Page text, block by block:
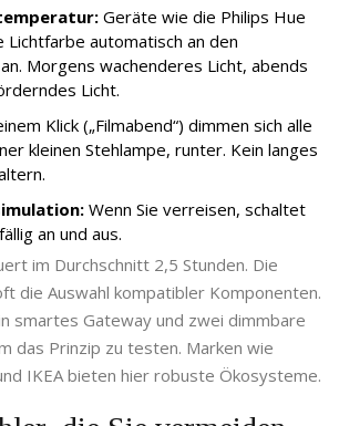
Geräte wie die Philips Hue
Lichtfarbe automatisch an den
Morgens wachenderes Licht, abends
Licht.
Klick („Filmabend“) dimmen sich alle
kleinen Stehlampe, runter. Kein langes
Wenn Sie verreisen, schaltet
an und aus.
im Durchschnitt 2,5 Stunden. Die
die Auswahl kompatibler Komponenten.
smartes Gateway und zwei dimmbare
das Prinzip zu testen. Marken wie
IKEA bieten hier robuste Ökosysteme.